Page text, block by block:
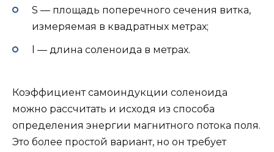
S — площадь поперечного сечения витка,
измеряемая в квадратных метрах;
l — длина соленоида в метрах.
Коэффициент самоиндукции соленоида
можно рассчитать и исходя из способа
определения энергии магнитного потока поля.
Это более простой вариант, но он требует